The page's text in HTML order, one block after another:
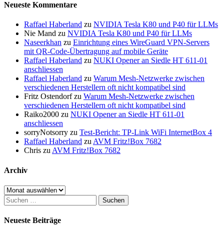
Neueste Kommentare
Raffael Haberland zu NVIDIA Tesla K80 und P40 für LLMs
Nie Mand zu NVIDIA Tesla K80 und P40 für LLMs
Naseerkhan zu Einrichtung eines WireGuard VPN-Servers
mit QR-Code-Übertragung auf mobile Geräte
Raffael Haberland zu NUKI Opener an Siedle HT 611-01
anschliessen
Raffael Haberland zu Warum Mesh-Netzwerke zwischen
verschiedenen Herstellern oft nicht kompatibel sind
Fritz Ostendorfzu Warum Mesh-Netzwerke zwischen
verschiedenen Herstellern oft nicht kompatibel sind
Raiko2000 zu NUKI Opener an Siedle HT 611-01
anschliessen
sorryNotsorry zu Test-Bericht: TP-Link WiFi InternetBox 4
Raffael Haberland zu AVM Fritz!Box 7682
Chris zu AVM Fritz!Box 7682
Archiv
Archiv
Suchen
nach:
Neueste Beiträge